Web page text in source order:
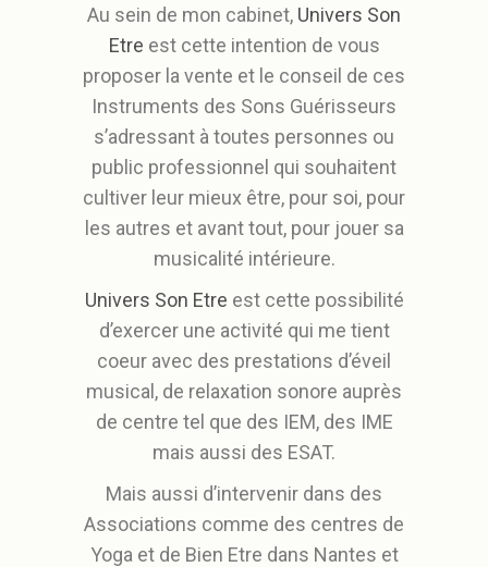
Au sein de mon cabinet, Univers Son
Etre est cette intention de vous
proposer la vente et le conseil de ces
Instruments des Sons Guérisseurs
s’adressant à toutes personnes ou
public professionnel qui souhaitent
cultiver leur mieux être, pour soi, pour
les autres et avant tout, pour jouer sa
musicalité intérieure.
Univers Son Etre est cette possibilité
d’exercer une activité qui me tient
coeur avec des prestations d’éveil
musical, de relaxation sonore auprès
de centre tel que des IEM, des IME
mais aussi des ESAT.
Mais aussi d’intervenir dans des
Associations comme des centres de
Yoga et de Bien Etre dans Nantes et